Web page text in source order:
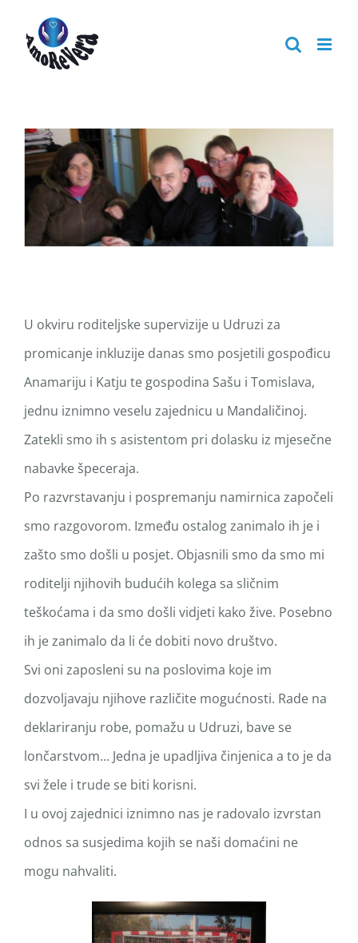
content
U okviru roditeljske supervizije u Udruzi za
promicanje inkluzije danas smo posjetili gospođicu
Anamariju i Katju te gospodina Sašu i Tomislava,
jednu iznimno veselu zajednicu u Mandaličinoj.
Zatekli smo ih s asistentom pri dolasku iz mjesečne
nabavke špeceraja.
Po razvrstavanju i pospremanju namirnica započeli
smo razgovorom. Između ostalog zanimalo ih je i
zašto smo došli u posjet. Objasnili smo da smo mi
roditelji njihovih budućih kolega sa sličnim
teškoćama i da smo došli vidjeti kako žive. Posebno
ih je zanimalo da li će dobiti novo društvo.
Svi oni zaposleni su na poslovima koje im
dozvoljavaju njihove različite mogućnosti. Rade na
deklariranju robe, pomažu u Udruzi, bave se
lončarstvom… Jedna je upadljiva činjenica a to je da
svi žele i trude se biti korisni.
I u ovoj zajednici iznimno nas je radovalo izvrstan
odnos sa susjedima kojih se naši domaćini ne
mogu nahvaliti.